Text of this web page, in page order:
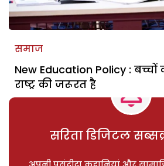
समाज
New Education Policy :
राष्ट्र की जरूरत है
सरिता डिजिटल